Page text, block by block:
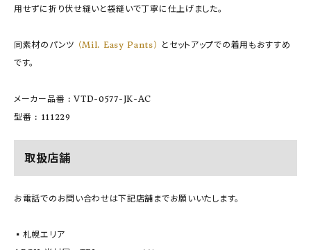
用せずに折り伏せ縫いと袋縫いで丁寧に仕上げました。
同素材のパンツ （Mil. Easy Pants） とセットアップでの着用もおすすめ
です。
メーカー品番 : VTD-0577-JK-AC
型番 : 111229
取扱店舗
お電話でのお問い合わせは下記店舗までお願いいたします。
▪️札幌エリア